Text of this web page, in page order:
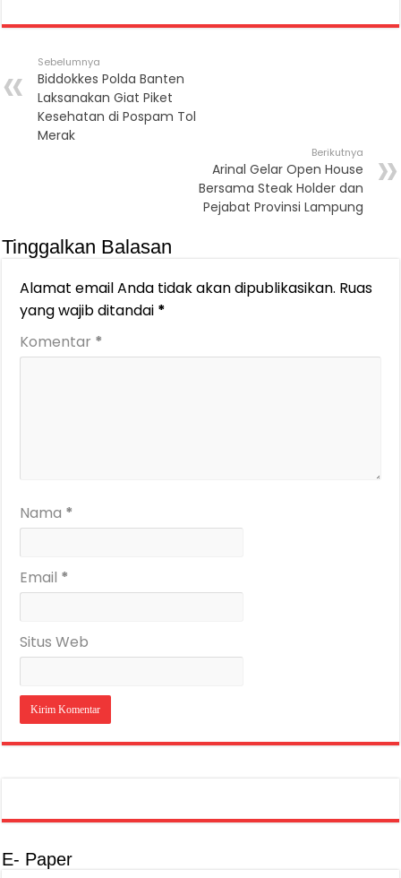
Sebelumnya
Biddokkes Polda Banten
Laksanakan Giat Piket
Kesehatan di Pospam Tol
Merak
Berikutnya
Arinal Gelar Open House
Bersama Steak Holder dan
Pejabat Provinsi Lampung
Tinggalkan Balasan
Alamat email Anda tidak akan dipublikasikan. Ruas
yang wajib ditandai *
Komentar *
Nama *
Email *
Situs Web
E- Paper